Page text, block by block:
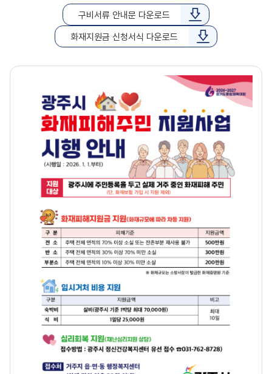
구비서류 안내문 다운로드
화재지원금 신청서식 다운로드